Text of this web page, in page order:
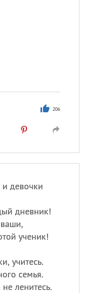
206
девочки
дневник!
ученик!
учитесь.
семья.
ленитесь.